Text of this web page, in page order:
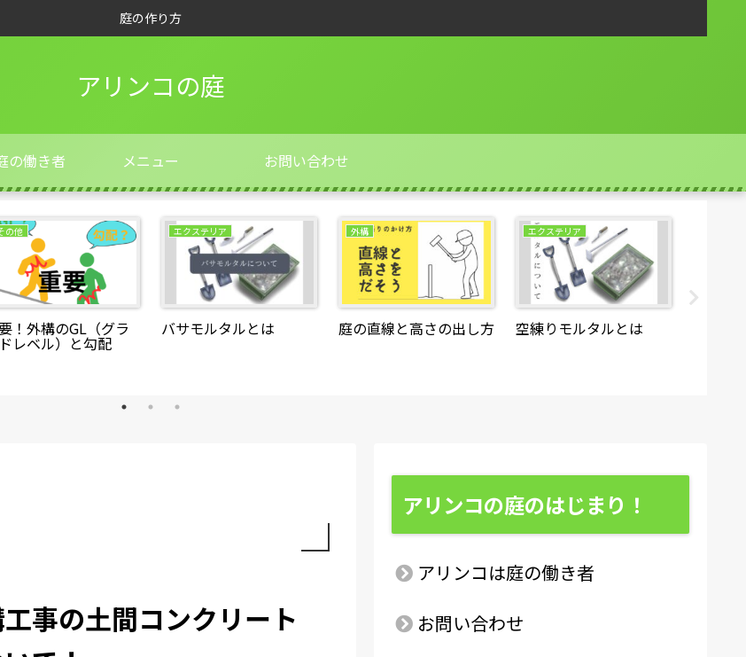
庭の作り方
アリンコの庭
の働き者 メニュー お問い合わせ
の他
！外構のGL（グラ
レベル）と勾配
エクステリア
バサモルタルとは
外構
庭の直線と高さの出し方
エクステリア
空練りモルタルとは
事の土間コンクリート
アリンコの庭のはじまり！
アリンコは庭の働き者
お問い合わせ